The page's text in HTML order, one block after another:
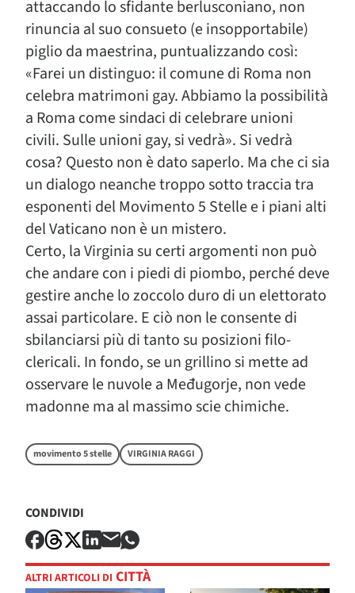
attaccando lo sfidante berlusconiano, non
rinuncia al suo consueto (e insopportabile)
piglio da maestrina, puntualizzando così:
«Farei un distinguo: il comune di Roma non
celebra matrimoni gay. Abbiamo la possibilità
a Roma come sindaci di celebrare unioni
civili. Sulle unioni gay, si vedrà». Si vedrà
cosa? Questo non è dato saperlo. Ma che ci sia
un dialogo neanche troppo sotto traccia tra
esponenti del Movimento 5 Stelle e i piani alti
del Vaticano non è un mistero.
Certo, la Virginia su certi argomenti non può
che andare con i piedi di piombo, perché deve
gestire anche lo zoccolo duro di un elettorato
assai particolare. E ciò non le consente di
sbilanciarsi più di tanto su posizioni filo-
clericali. In fondo, se un grillino si mette ad
osservare le nuvole a Međugorje, non vede
madonne ma al massimo scie chimiche.
movimento 5 stelle VIRGINIA RAGGI
CONDIVIDI
ALTRI ARTICOLI DI CITTÀ